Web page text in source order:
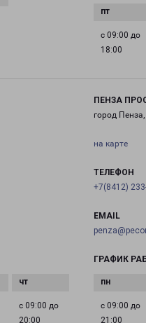
с 09:00 до
18:00
с 09:00 до
20:00
ПЕНЗА
город
на карте
ТЕЛЕФОН
+7(8412)
EMAIL
ГРАФИК
с 09:00 до
21:00